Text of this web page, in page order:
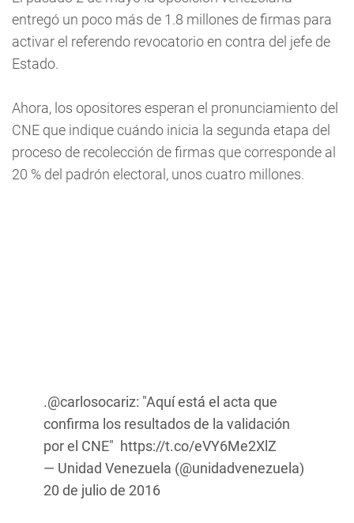
entregó un poco más de 1.8 millones de firmas para
activar el referendo revocatorio en contra del jefe de
Estado.
Ahora, los opositores esperan el pronunciamiento del
CNE que indique cuándo inicia la segunda etapa del
proceso de recolección de firmas que corresponde al
20 % del padrón electoral, unos cuatro millones.
.@carlosocariz: "Aquí está el acta que
confirma los resultados de la validación
por el CNE" https://t.co/eVY6Me2XlZ
— Unidad Venezuela (@unidadvenezuela)
20 de julio de 2016